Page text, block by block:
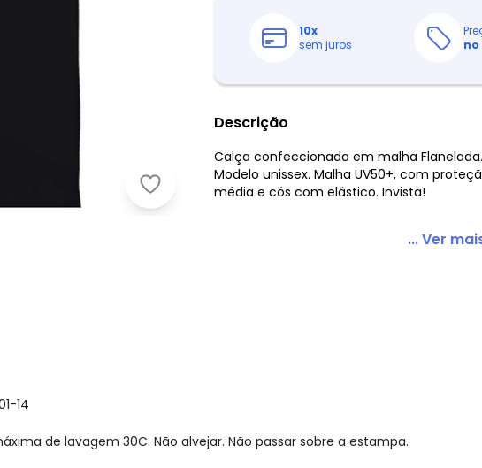
Malwee Kids - Calça Flanelada em Uv50+
10x
sem juros
no
Descrição
Calça confeccionada em malha
Modelo unissex. Malha UV50+, com
média e cós com elástico. Invista!
... Ver
14
de lavagem 30C. Não alvejar. Não passar sobre a estampa.